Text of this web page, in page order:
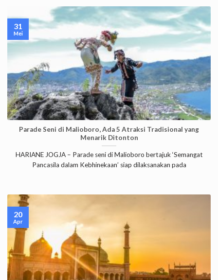
Parade Seni di Malioboro, Ada 5 Atraksi Tradisional yang
Menarik Ditonton
HARIANE JOGJA – Parade seni di Malioboro bertajuk ‘Semangat
Pancasila dalam Kebhinekaan’ siap dilaksanakan pada
31
Mei
20
Apr